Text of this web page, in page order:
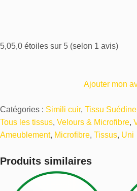
5,05,0 étoiles sur 5 (selon 1 avis)
Ajouter mon
Catégories : Simili cuir, Tissu Suédine
Tous les tissus, Velours & Microfibre,
Ameublement, Microfibre, Tissus, Uni
Produits similaires